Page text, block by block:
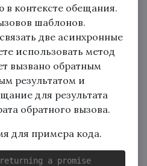
контексте обещания.
шаблонов.
две асинхронные
использовать метод
вызвано обратным
результатом и
для результата
обратного вызова.
для примера кода.
a promise